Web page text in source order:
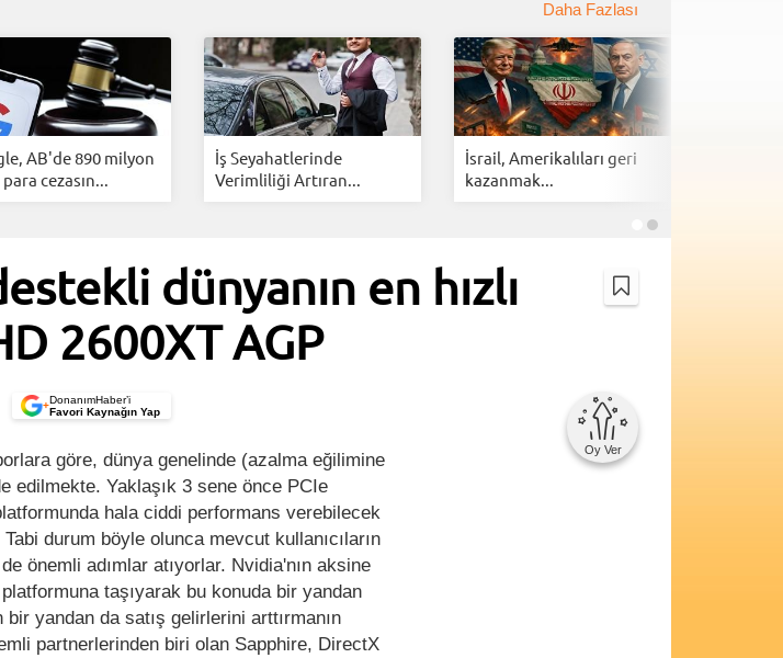
Mü
Daha Fazlası
AB'de 890 milyon
cezasın...
İş Seyahatlerinde
Verimliliği Artıran...
İsrail, Amerikalıları geri
kazanmak...
dünyanın en hızlı
2600XT AGP
+DonanımHaber’i
Favori Kaynağın Yap
Oy Ver
göre, dünya genelinde (azalma eğilimine
edilmekte. Yaklaşık 3 sene önce PCIe
hala ciddi performans verebilecek
durum böyle olunca mevcut kullanıcıların
önemli adımlar atıyorlar. Nvidia'nın aksine
taşıyarak bu konuda bir yandan
bir yandan da satış gelirlerini arttırmanın
partnerlerinden biri olan Sapphire, DirectX